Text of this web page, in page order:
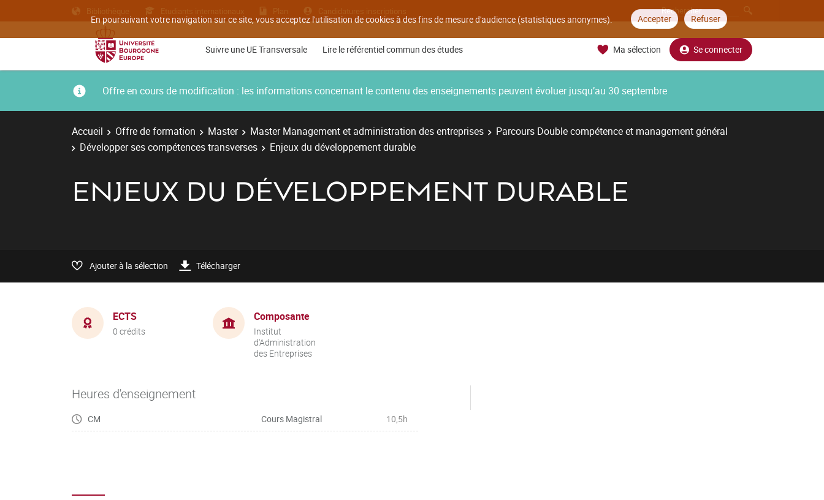
En poursuivant votre navigation sur ce site, vous acceptez l'utilisation de cookies à des fins de mesure d'audience (statistiques anonymes). Accepter Refuser
Bibliothèque Etudiants internationaux Plan Candidatures inscriptions
Suivre une UE Transversale Lire le référentiel commun des études Ma sélection Se connecter
Offre en cours de modification : les informations concernant le contenu des enseignements peuvent évoluer jusqu’au 30 septembre
Accueil Offre de formation Master Master Management et administration des entreprises
Parcours Double compétence et management général
Développer ses compétences transverses
Enjeux du développement durable
ENJEUX DU DÉVELOPPEMENT DURABLE
Ajouter à la sélection Télécharger
ECTS
0 crédits
Composante
Institut
d'Administration
des Entreprises
Heures d'enseignement
CM Cours Magistral 10,5h